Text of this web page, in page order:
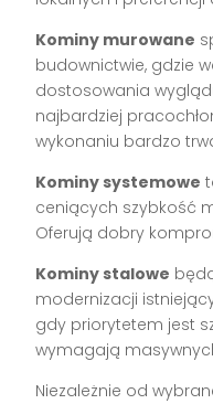
Kominy murowane
budownictwie, gdzie
dostosowania
najbardziej
wykonaniu bardzo
Kominy systemowe
ceniących szybkość
Oferują dobry
Kominy stalowe
modernizacji
gdy priorytetem jest
wymagają
Niezależnie od